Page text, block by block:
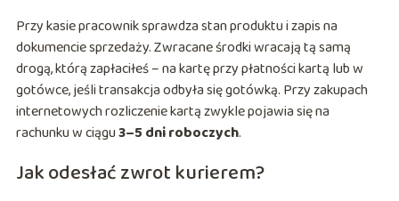
Przy kasie pracownik sprawdza stan produktu i zapis na
dokumencie sprzedaży. Zwracane środki wracają tą samą
drogą, którą zapłaciłeś – na kartę przy płatności kartą lub w
gotówce, jeśli transakcja odbyła się gotówką. Przy zakupach
internetowych rozliczenie kartą zwykle pojawia się na
rachunku w ciągu3–5 dni roboczych.
Jak odesłać zwrot kurierem?